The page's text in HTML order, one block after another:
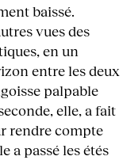
baissé.
vues des
en un
entre les deux
palpable
elle, a fait
rendre compte
a passé les étés